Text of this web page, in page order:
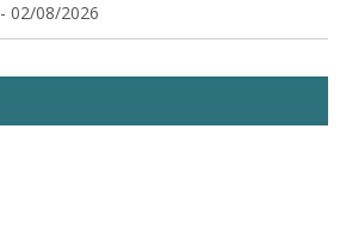
- 02/08/2026